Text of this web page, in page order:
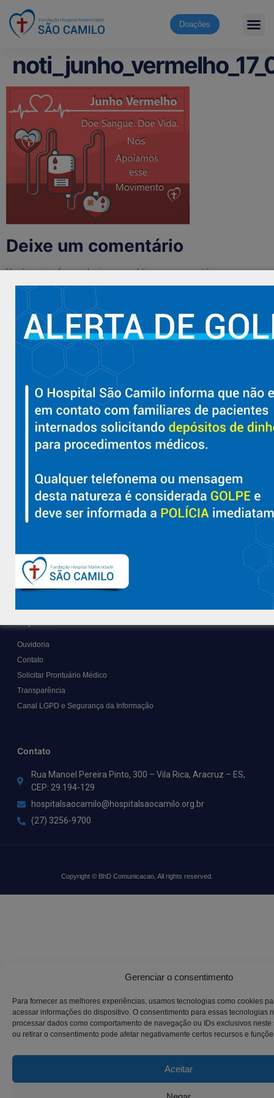
Gerenciar o consentimento
Para fornecer as melhores experiências, usamos tecnologias como cookies
acessar informações do dispositivo. O consentimento para essas tecnologias
processar dados como comportamento de navegação ou IDs exclusivos
ou retirar o consentimento pode afetar negativamente certos recursos e
Aceitar
Doações
Deixe um comentário
Você precisa fazer ologinpara publicar um comentário.
Hospital São Camilo – há mais de 50 anos cuidando da saúde
com qualidade, acolhimento e compromisso com a vida em
Aracruz e região.
Sobre
Nossa História e Fundador
Trabalhe Conosco
Blog
Ouvidoria
Contato
Solicitar Prontuário Médico
Transparência
Canal LGPD e Segurança da Informação
Contato
Rua Manoel Pereira Pinto, 300 – Vila Rica, Aracruz – ES,
CEP: 29.194-129
hospitalsaocamilo@hospitalsaocamilo.org.br
(27) 3256-9700
Copyright © BhD Comunicacao, All rights reserved.